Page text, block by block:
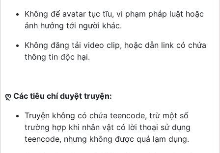
Không để avatar tục tĩu, vi phạm pháp luật hoặc
ảnh hưởng tới người khác.
Không đăng tải video clip, hoặc dẫn link có chứa
thông tin độc hại.
ღ Các tiêu chí duyệt truyện:
Truyện không có chứa teencode, trừ một số
trường hợp khi nhân vật có lời thoại sử dụng
teencode, nhưng không được quá lạm dụng.